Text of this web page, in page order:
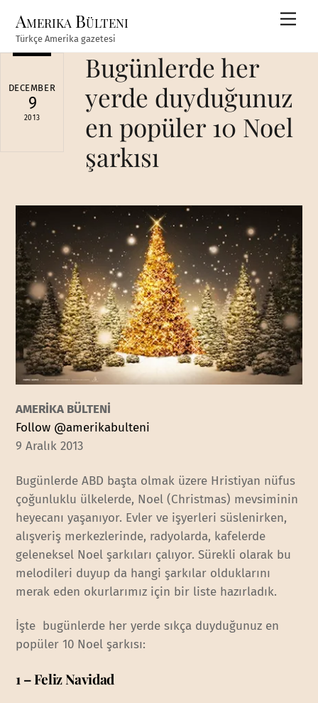
content
Amerika Bülteni
Türkçe Amerika gazetesi
DECEMBER
9
2013
Bugünlerde her
yerde duyduğunuz
en popüler 10 Noel
şarkısı
AMERİKA BÜLTENİ
Follow @amerikabulteni
9 Aralık 2013
Bugünlerde ABD başta olmak üzere Hristiyan nüfus
çoğunluklu ülkelerde, Noel (Christmas) mevsiminin
heyecanı yaşanıyor. Evler ve işyerleri süslenirken,
alışveriş merkezlerinde, radyolarda, kafelerde
geleneksel Noel şarkıları çalıyor. Sürekli olarak bu
melodileri duyup da hangi şarkılar olduklarını
merak eden okurlarımız için bir liste hazırladık.
İşte bugünlerde her yerde sıkça duyduğunuz en
popüler 10 Noel şarkısı:
1 – Feliz Navidad